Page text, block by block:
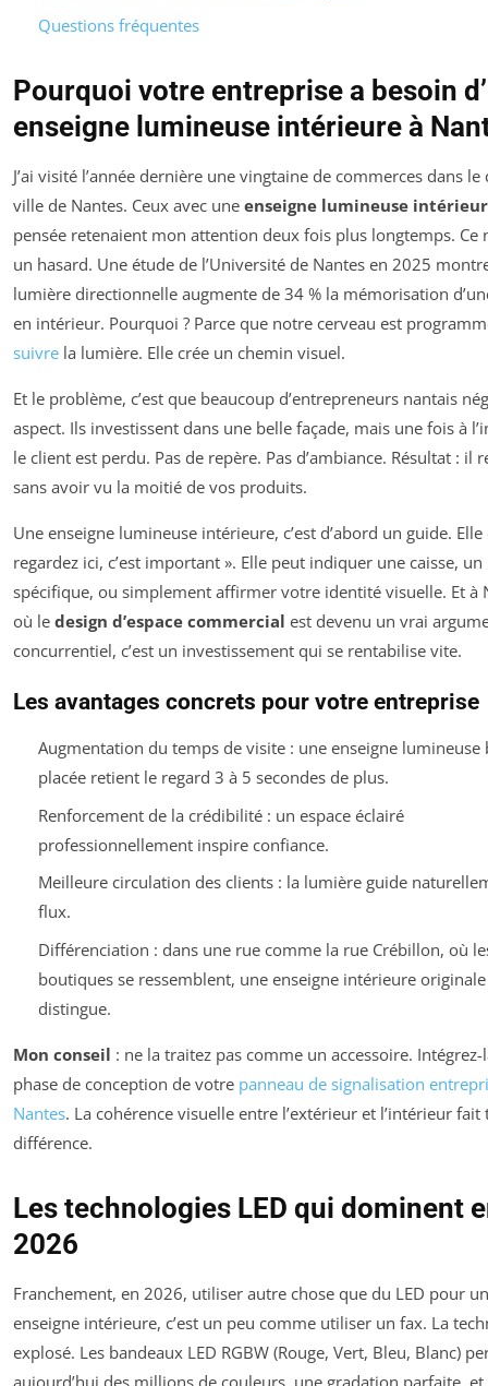
Questions fréquentes
Pourquoi votre entreprise a besoin
enseigne lumineuse intérieure à
J’ai visité l’année dernière une vingtaine de commerces dans le
ville de Nantes. Ceux avec une enseigne lumineuse
pensée retenaient mon attention deux fois plus longtemps. Ce
un hasard. Une étude de l’Université de Nantes en 2025
lumière directionnelle augmente de 34 % la mémorisation
en intérieur. Pourquoi ? Parce que notre cerveau est
suivre la lumière. Elle crée un chemin visuel.
Et le problème, c’est que beaucoup d’entrepreneurs nantais
aspect. Ils investissent dans une belle façade, mais une fois à
le client est perdu. Pas de repère. Pas d’ambiance. Résultat : il
sans avoir vu la moitié de vos produits.
Une enseigne lumineuse intérieure, c’est d’abord un guide. Elle
regardez ici, c’est important ». Elle peut indiquer une caisse,
spécifique, ou simplement affirmer votre identité visuelle. Et à
où le design d’espace commercial est devenu un vrai
concurrentiel, c’est un investissement qui se rentabilise vite.
Les avantages concrets pour votre entreprise
Augmentation du temps de visite : une enseigne lumineuse
placée retient le regard 3 à 5 secondes de plus.
Renforcement de la crédibilité : un espace éclairé
professionnellement inspire confiance.
Meilleure circulation des clients : la lumière guide
flux.
Différenciation : dans une rue comme la rue Crébillon, où
boutiques se ressemblent, une enseigne intérieure
distingue.
Mon conseil : ne la traitez pas comme un accessoire. Intégrez-
phase de conception de votre panneau de signalisation
Nantes. La cohérence visuelle entre l’extérieur et l’intérieur fait
différence.
Les technologies LED qui dominent
2026
Franchement, en 2026, utiliser autre chose que du LED pour
enseigne intérieure, c’est un peu comme utiliser un fax. La
explosé. Les bandeaux LED RGBW (Rouge, Vert, Bleu, Blanc)
aujourd’hui des millions de couleurs, une gradation parfaite, et